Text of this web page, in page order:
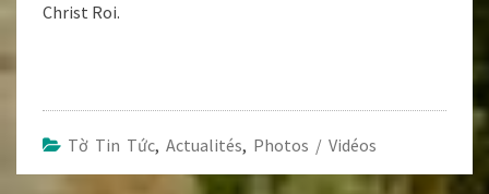
Christ Roi.
Tờ Tin Tức, Actualités, Photos / Vidéos